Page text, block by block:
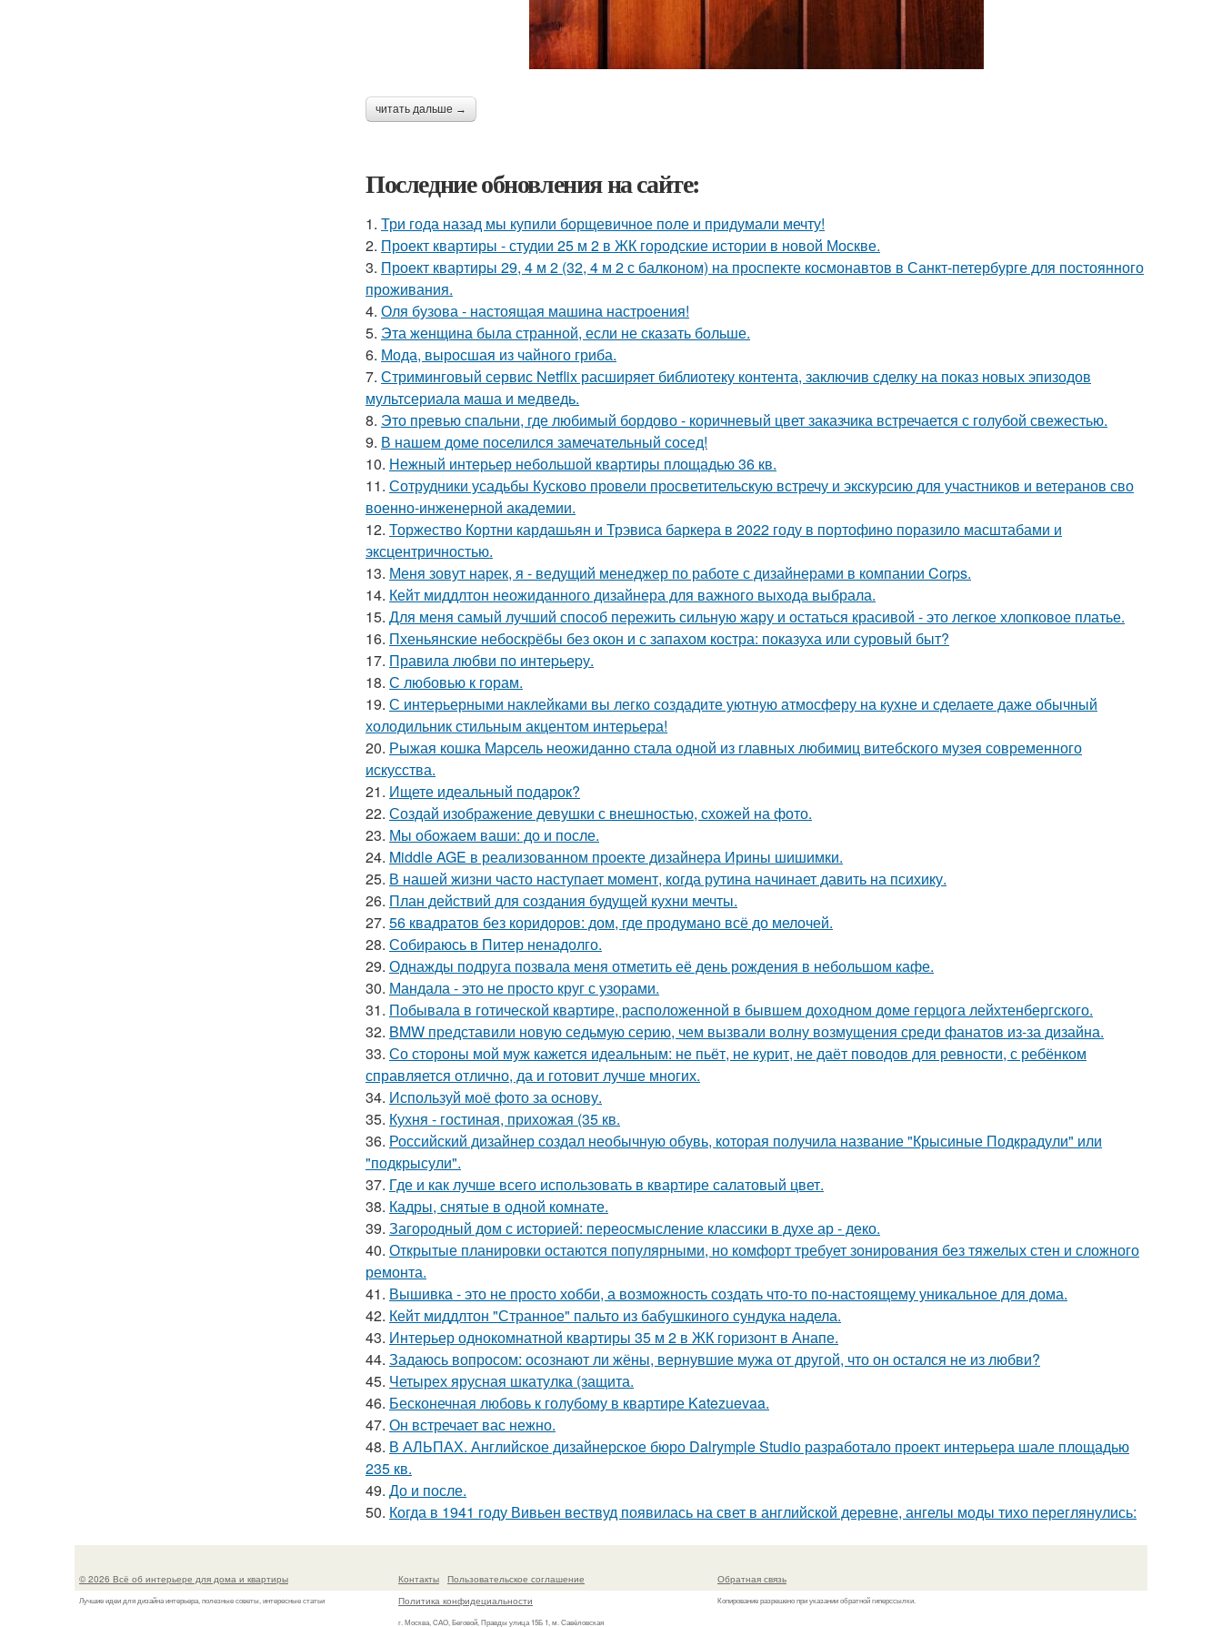
читать дальше →
Последние обновления на сайте:
1. Три года назад мы купили борщевичное поле и придумали мечту!
2. Проект квартиры - студии 25 м 2 в ЖК городские истории в новой Москве.
3. Проект квартиры 29, 4 м 2 (32, 4 м 2 с балконом) на проспекте космонавтов в Санкт-петербурге для постоянного
проживания.
4. Оля бузова - настоящая машина настроения!
5. Эта женщина была странной, если не сказать больше.
6. Мода, выросшая из чайного гриба.
7. Стриминговый сервис Netflix расширяет библиотеку контента, заключив сделку на показ новых эпизодов
мультсериала маша и медведь.
8. Это превью спальни, где любимый бордово - коричневый цвет заказчика встречается с голубой свежестью.
9. В нашем доме поселился замечательный сосед!
10. Нежный интерьер небольшой квартиры площадью 36 кв.
11. Сотрудники усадьбы Кусково провели просветительскую встречу и экскурсию для участников и ветеранов сво
военно-инженерной академии.
12. Торжество Кортни кардашьян и Трэвиса баркера в 2022 году в портофино поразило масштабами и
эксцентричностью.
13. Меня зовут нарек, я - ведущий менеджер по работе с дизайнерами в компании Corps.
14. Кейт миддлтон неожиданного дизайнера для важного выхода выбрала.
15. Для меня самый лучший способ пережить сильную жару и остаться красивой - это легкое хлопковое платье.
16. Пхеньянские небоскрёбы без окон и с запахом костра: показуха или суровый быт?
17. Правила любви по интеpьеpу.
18. С любовью к горам.
19. С интерьерными наклейками вы легко создадите уютную атмосферу на кухне и сделаете даже обычный
холодильник стильным акцентом интерьера!
20. Рыжая кошка Марсель неожиданно стала одной из главных любимиц витебского музея современного
искусства.
21. Ищете идеальный подарок?
22. Создай изображение девушки с внешностью, схожей на фото.
23. Мы обожаем ваши: до и после.
24. Middle AGE в реализованном проекте дизайнера Ирины шишимки.
25. В нашей жизни часто наступает момент, когда рутина начинает давить на психику.
26. План действий для создания будущей кухни мечты.
27. 56 квадратов без коридоров: дом, где продумано всё до мелочей.
28. Собираюсь в Питер ненадолго.
29. Однажды подруга позвала меня отметить её день рождения в небольшом кафе.
30. Мандала - это не просто круг с узорами.
31. Побывала в готической квартире, расположенной в бывшем доходном доме герцога лейхтенбергского.
32. BMW представили новую седьмую серию, чем вызвали волну возмущения среди фанатов из-за дизайна.
33. Со стороны мой муж кажется идеальным: не пьёт, не курит, не даёт поводов для ревности, с ребёнком
справляется отлично, да и готовит лучше многих.
34. Используй моё фото за основу.
35. Кухня - гостиная, прихожая (35 кв.
36. Российский дизайнер создал необычную обувь, которая получила название "Крысиные Подкрадули" или
"подкрысули".
37. Где и как лучше всего использовать в квартире салатовый цвет.
38. Кадры, снятые в одной комнате.
39. Загородный дом с историей: переосмысление классики в духе ар - деко.
40. Открытые планировки остаются популярными, но комфорт требует зонирования без тяжелых стен и сложного
ремонта.
41. Вышивка - это не просто хобби, а возможность создать что-то по-настоящему уникальное для дома.
42. Кейт миддлтон "Странное" пальто из бабушкиного сундука надела.
43. Интерьер однокомнатной квартиры 35 м 2 в ЖК горизонт в Анапе.
44. Задаюсь вопросом: осознают ли жёны, вернувшие мужа от другой, что он остался не из любви?
45. Четырех ярусная шкатулка (защита.
46. Бесконечная любовь к голубому в квартире Katezuevaa.
47. Он встречает вас нежно.
48. В АЛЬПАХ. Английское дизайнерское бюро Dalrymple Studio разработало проект интерьера шале площадью
235 кв.
49. До и после.
50. Когда в 1941 году Вивьен вествуд появилась на свет в английской деревне, ангелы моды тихо переглянулись:
© 2026 Всё об интерьере для дома и квартиры
Лучшие идеи для дизайна интерьера, полезные советы, интересные статьи
Контакты
Пользовательское соглашение
Политика конфидециальности
г. Москва, САО, Беговой, Правды улица 15Б 1, м. Савёловская
Обратная связь
Копирование разрешено при указании обратной гиперссылки.